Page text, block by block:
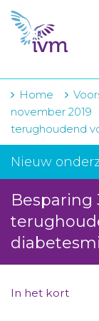
VMI
FTO
IVM-
Projecten
Over IVM
Actueel
Home
november 2019
terughoudend
Nieuw
Besparing
In het kort